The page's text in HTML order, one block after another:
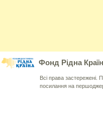
Фонд Рідна
Всі права
посилання на